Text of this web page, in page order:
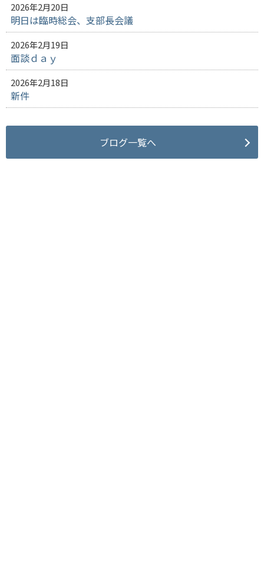
2026年2月20日
明日は臨時総会、支部長会議
2026年2月19日
面談ｄａｙ
2026年2月18日
新件
ブログ一覧へ